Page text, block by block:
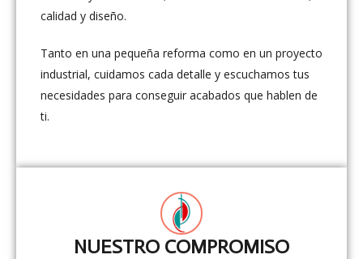
calidad y diseño.
Tanto en una pequeña reforma como en un proyecto
industrial, cuidamos cada detalle y escuchamos tus
necesidades para conseguir acabados que hablen de
ti.
NUESTRO COMPROMISO